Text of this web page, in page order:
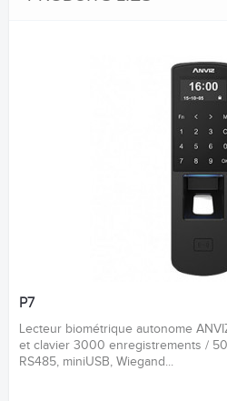
P7
Lecteur biométrique autonome
et clavier 3000 enregistrements /
RS485, miniUSB, Wiegand...